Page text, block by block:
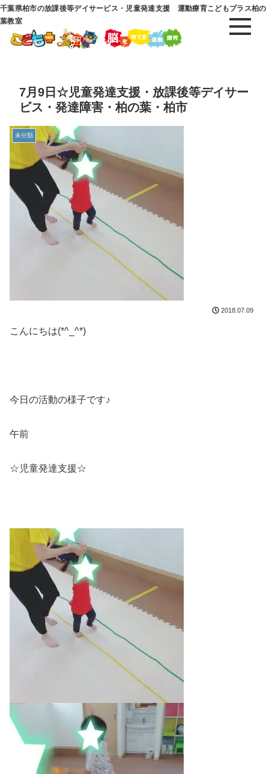
千葉県柏市の放課後等デイサービス・児童発達支援 運動療育こどもプラス柏の
葉教室
7月9日☆児童発達支援・放課後等デイサー
ビス・発達障害・柏の葉・柏市
未分類
2018.07.09
こんにちは(*^_^*)
今日の活動の様子です♪
午前
☆児童発達支援☆